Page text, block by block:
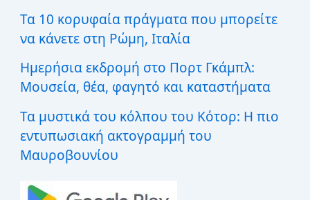
Τα 10 κορυφαία πράγματα που μπορείτε
να κάνετε στη Ρώμη, Ιταλία
Ημερήσια εκδρομή στο Πορτ Γκάμπλ:
Μουσεία, θέα, φαγητό και καταστήματα
Τα μυστικά του κόλπου του Κότορ: Η πιο
εντυπωσιακή ακτογραμμή του
Μαυροβουνίου